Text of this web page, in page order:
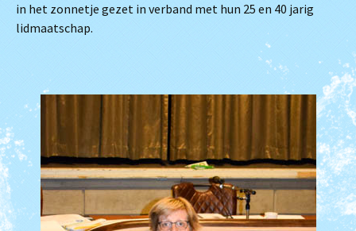
in het zonnetje gezet in verband met hun 25 en 40 jarig
lidmaatschap.